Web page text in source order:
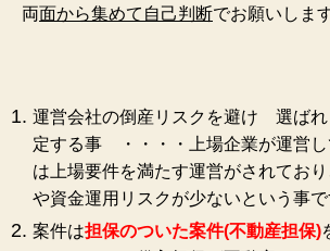
両面から集めて自己判断でお願いします
運営会社の倒産リスクを避け 選ばれ
定する事 ・・・・上場企業が運営
は上場要件を満たす運営がされてお
や資金運用リスクが少ないという事で
案件は担保のついた案件(不動産担保)